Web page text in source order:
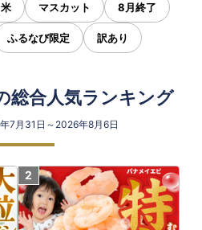
マスカット 8月終了
ふるなび限定 訳あり
総合人気ランキング
7月31日～2026年8月6日